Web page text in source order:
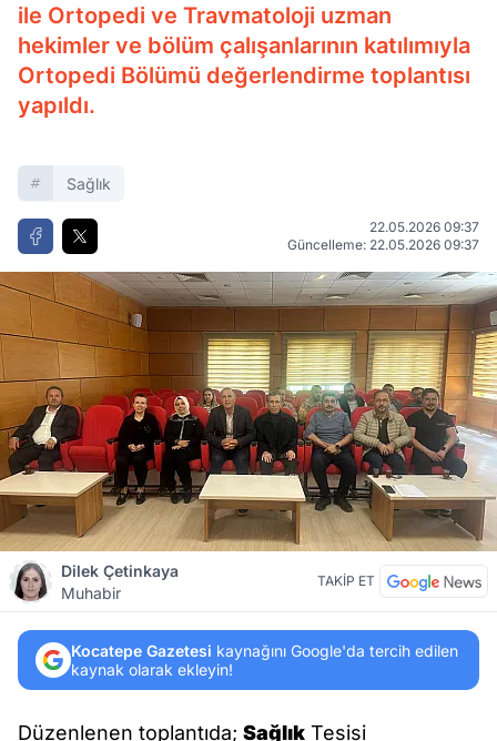
ile Ortopedi ve Travmatoloji uzman
hekimler ve bölüm çalışanlarının katılımıyla
Ortopedi Bölümü değerlendirme toplantısı
yapıldı.
Sağlık
22.05.2026 09:37
Güncelleme: 22.05.2026 09:37
Dilek Çetinkaya
Muhabir
TAKİP ET
Kocatepe Gazetesi kaynağını Google'da tercih edilen
kaynak olarak ekleyin!
Düzenlenen toplantıda; Sağlık Tesisi